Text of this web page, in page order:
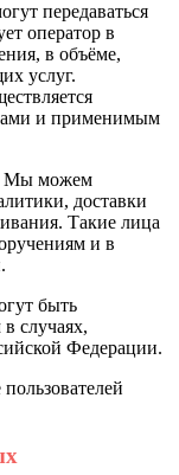
передаваться
оператор в
в объёме,
услуг.
и применимым
Мы можем
доставки
Такие лица
и в
быть
случаях,
Федерации.